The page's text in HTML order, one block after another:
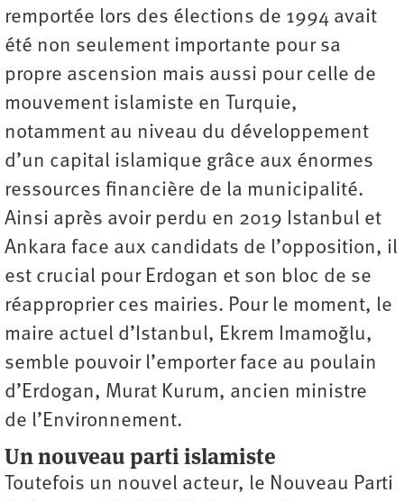
remportée lors des élections de 1994 avait
été non seulement importante pour sa
propre ascension mais aussi pour celle de
mouvement islamiste en Turquie,
notamment au niveau du développement
d’un capital islamique grâce aux énormes
ressources financière de la municipalité.
Ainsi après avoir perdu en 2019 Istanbul et
Ankara face aux candidats de l’opposition, il
est crucial pour Erdogan et son bloc de se
réapproprier ces mairies. Pour le moment, le
maire actuel d’Istanbul, Ekrem Imamoğlu,
semble pouvoir l’emporter face au poulain
d’Erdogan, Murat Kurum, ancien ministre
de ­l’Environnement.
Un nouveau parti islamiste
Toutefois un nouvel acteur, le Nouveau Parti